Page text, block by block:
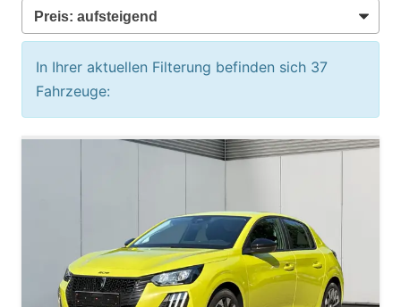
In Ihrer aktuellen Filterung befinden sich 37
Fahrzeuge: